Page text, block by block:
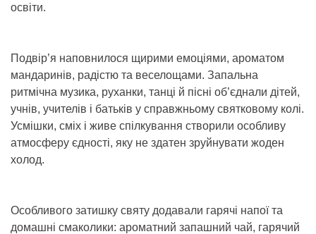
освіти.
Подвір’я наповнилося щирими емоціями, ароматом
мандаринів, радістю та веселощами. Запальна
ритмічна музика, руханки, танці й пісні об’єднали дітей,
учнів, учителів і батьків у справжньому святковому колі.
Усмішки, сміх і живе спілкування створили особливу
атмосферу єдності, яку не здатен зруйнувати жоден
холод.
Особливого затишку святу додавали гарячі напої та
домашні смаколики: ароматний запашний чай, гарячий